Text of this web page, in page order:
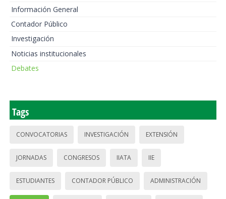
Información General
Contador Público
Investigación
Noticias institucionales
Debates
Tags
CONVOCATORIAS INVESTIGACIÓN EXTENSIÓN
JORNADAS CONGRESOS IIATA IIE
ESTUDIANTES CONTADOR PÚBLICO ADMINISTRACIÓN